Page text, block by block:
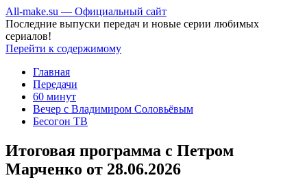
All-make.su — Официальный сайт
Последние выпуски передач и новые серии любимых
сериалов!
Перейти к содержимому
Главная
Передачи
60 минут
Вечер с Владимиром Соловьёвым
Бесогон ТВ
Итоговая программа с Петром
Марченко от 28.06.2026